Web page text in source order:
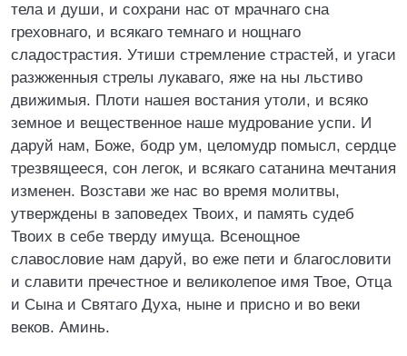
тела и души, и сохрани нас от мрачнаго сна
греховнаго, и всякаго темнаго и нощнаго
сладострастия. Утиши стремление страстей, и угаси
разжженныя стрелы лукаваго, яже на ны льстиво
движимыя. Плоти нашея востания утоли, и всяко
земное и вещественное наше мудрование успи. И
даруй нам, Боже, бодр ум, целомудр помысл, сердце
трезвящееся, сон легок, и всякаго сатанина мечтания
изменен. Возстави же нас во время молитвы,
утверждены в заповедех Твоих, и память судеб
Твоих в себе тверду имуща. Всенощное
славословие нам даруй, во еже пети и благословити
и славити пречестное и великолепое имя Твое, Отца
и Сына и Святаго Духа, ныне и присно и во веки
веков. Аминь.